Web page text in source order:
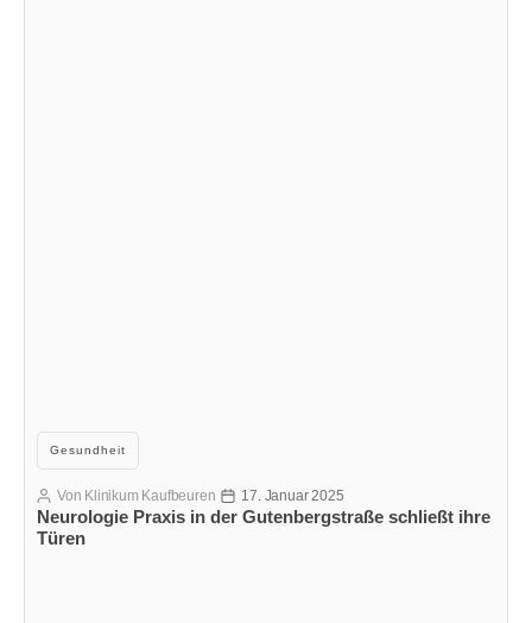
Kategorien
Gesundheit
Neurologie Praxis in der Gutenbergstraße schließt ihre
Türen
Beitragsautor
Von Klinikum Kaufbeuren Veröffentlichungsdatum
17. Januar 2025